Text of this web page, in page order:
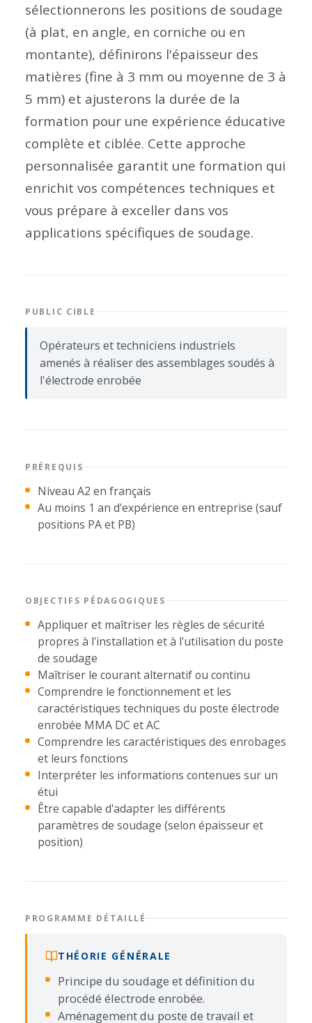
sélectionnerons les positions de soudage
(à plat, en angle, en corniche ou en
montante), définirons l'épaisseur des
matières (fine à 3 mm ou moyenne de 3 à
5 mm) et ajusterons la durée de la
formation pour une expérience éducative
complète et ciblée. Cette approche
personnalisée garantit une formation qui
enrichit vos compétences techniques et
vous prépare à exceller dans vos
applications spécifiques de soudage.
PUBLIC CIBLE
Opérateurs et techniciens industriels
amenés à réaliser des assemblages soudés à
l'électrode enrobée
PRÉREQUIS
Niveau A2 en français
Au moins 1 an d'expérience en entreprise (sauf
positions PA et PB)
OBJECTIFS PÉDAGOGIQUES
Appliquer et maîtriser les règles de sécurité
propres à l'installation et à l'utilisation du poste
de soudage
Maîtriser le courant alternatif ou continu
Comprendre le fonctionnement et les
caractéristiques techniques du poste électrode
enrobée MMA DC et AC
Comprendre les caractéristiques des enrobages
et leurs fonctions
Interpréter les informations contenues sur un
étui
Être capable d'adapter les différents
paramètres de soudage (selon épaisseur et
position)
PROGRAMME DÉTAILLÉ
THÉORIE GÉNÉRALE
Principe du soudage et définition du
procédé électrode enrobée.
Aménagement du poste de travail et